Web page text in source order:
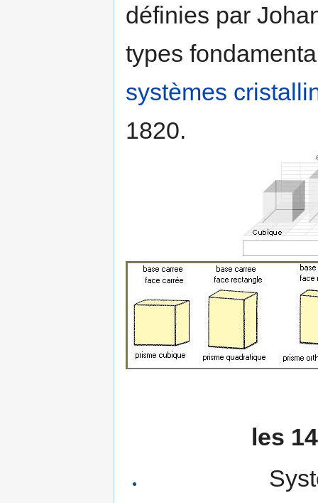
définies par
types
systèmes
1820.
les